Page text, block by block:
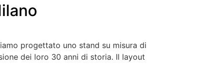
progettato uno stand su misura di
dei loro 30 anni di storia. Il layout